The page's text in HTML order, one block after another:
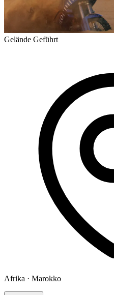
Gelände Geführt
Afrika · Marokko